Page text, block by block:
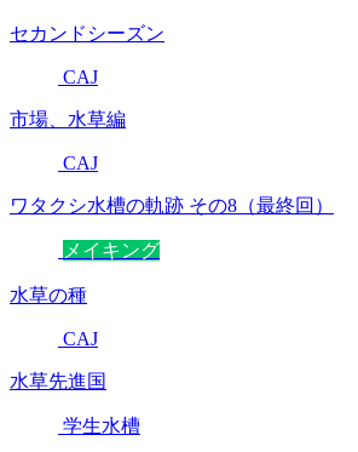
セカンドシーズン
CAJ
市場、水草編
CAJ
ワタクシ水槽の軌跡 その8（最終回）
メイキング
水草の種
CAJ
水草先進国
学生水槽